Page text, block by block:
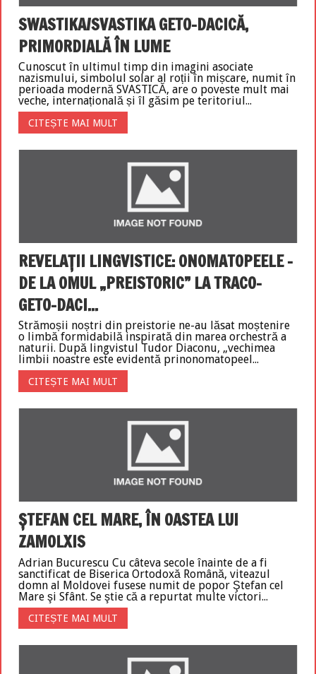
SWASTIKA/SVASTIKA GETO-DACICĂ,
PRIMORDIALĂ ÎN LUME
Cunoscut în ultimul timp din imagini asociate
nazismului, simbolul solar al roții în mișcare, numit în
perioada modernă SVASTICĂ, are o poveste mult mai
veche, internațională și îl găsim pe teritoriul...
CITEȘTE MAI MULT
REVELAŢII LINGVISTICE: ONOMATOPEELE –
DE LA OMUL „PREISTORIC” LA TRACO-
GETO-DACI...
Strămoșii noștri din preistorie ne-au lăsat moștenire
o limbă formidabilă inspirată din marea orchestră a
naturii. După lingvistul Tudor Diaconu, „vechimea
limbii noastre este evidentă prinonomatopeel...
CITEȘTE MAI MULT
ŞTEFAN CEL MARE, ÎN OASTEA LUI
ZAMOLXIS
Adrian Bucurescu Cu câteva secole înainte de a fi
sanctificat de Biserica Ortodoxă Română, viteazul
domn al Moldovei fusese numit de popor Ştefan cel
Mare şi Sfânt. Se ştie că a repurtat multe victori...
CITEȘTE MAI MULT